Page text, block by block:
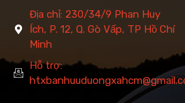
Địa chỉ: 230/34/9 Phan Huy
Ích, P. 12, Q. Gò Vấp, TP Hồ Chí
Minh
Hỗ trợ: